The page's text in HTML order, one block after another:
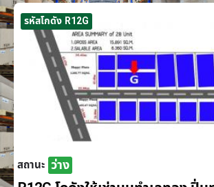
รหัสโกดัง R12G
สถานะ ว่าง